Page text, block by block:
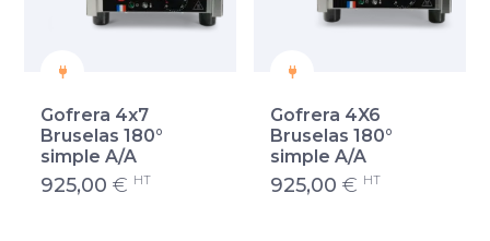
Gofrera 4x7
Bruselas 180°
simple A/A
925,00 € HT
Gofrera 4X6
Bruselas 180°
simple A/A
925,00 € HT